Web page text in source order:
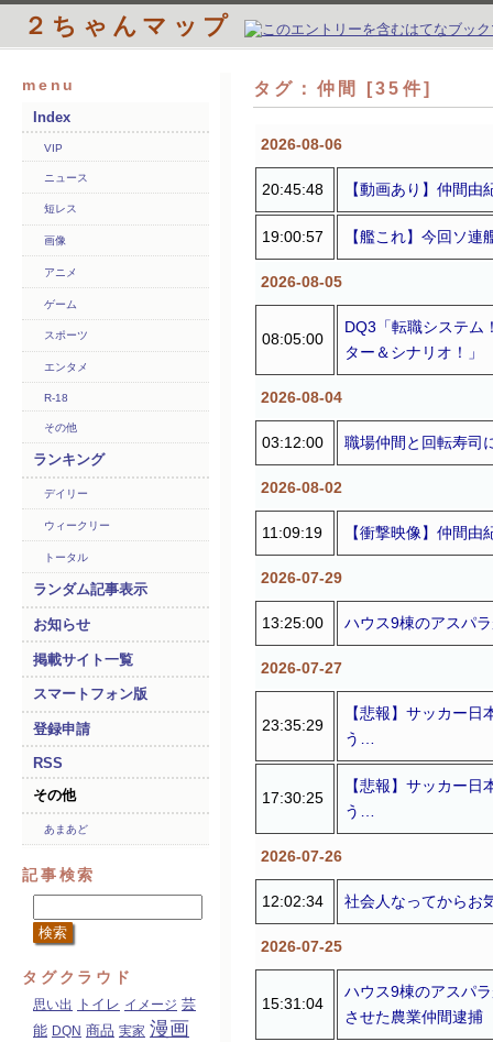
２ちゃんマップ
menu
Index
VIP
ニュース
短レス
画像
アニメ
ゲーム
スポーツ
エンタメ
R-18
その他
ランキング
デイリー
ウィークリー
トータル
ランダム記事表示
お知らせ
掲載サイト一覧
スマートフォン版
登録申請
RSS
その他
あまあど
記事検索
タグクラウド
思い出 トイレ イメージ 芸
能 DQN 商品 実家 漫画
タグ：仲間 [35件]
2026-08-06
20:45:48 【動画あり】仲間
19:00:57 【艦これ】今回ソ
2026-08-05
08:05:00
DQ3「転職システム
ター＆シナリオ！」
2026-08-04
03:12:00 職場仲間と回転寿司
2026-08-02
11:09:19 【衝撃映像】仲間
2026-07-29
13:25:00 ハウス9棟のアスパ
2026-07-27
23:35:29
【悲報】サッカー
う…
17:30:25
【悲報】サッカー
う…
2026-07-26
12:02:34 社会人なってからお
2026-07-25
15:31:04
ハウス9棟のアスパ
させた農業仲間逮捕